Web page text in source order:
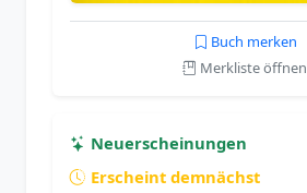
Buch merken
Merkliste öffnen
Neuerscheinungen
Erscheint demnächst